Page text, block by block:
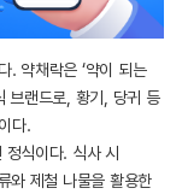
. 약채락은 ‘약이 되는
브랜드로, 황기, 당귀 등
다.
식이다. 식사 시
와 제철 나물을 활용한